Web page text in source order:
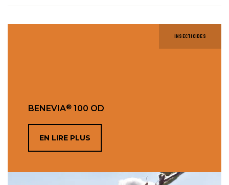
INSECTICIDES
BENEVIA® 100 OD
EN LIRE PLUS